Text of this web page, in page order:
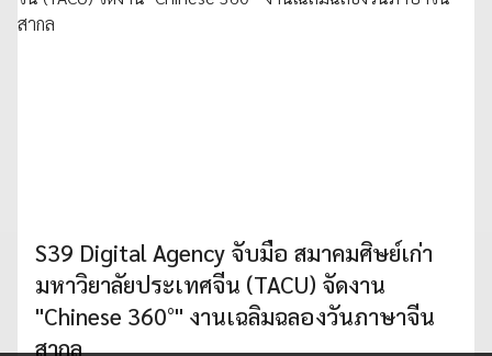
S39 Digital Agency จับมือ สมาคมศิษย์เก่า
มหาวิยาลัยประเทศจีน (TACU) จัดงาน
"Chinese 360°" งานเฉลิมฉลองวันภาษาจีน
สากล